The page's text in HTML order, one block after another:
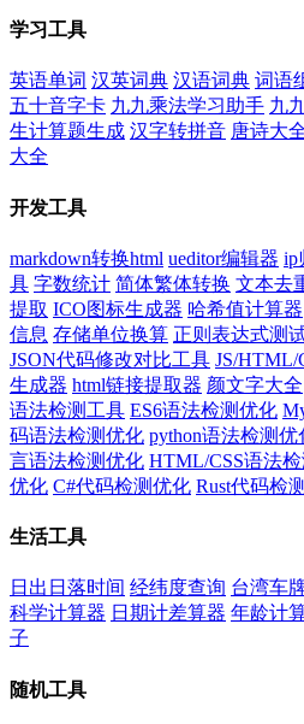
学习工具
英语单词 汉英词典 汉语词典 词语
五十音字卡 九九乘法学习助手 九
生计算题生成 汉字转拼音 唐诗大
大全
开发工具
markdown转换html ueditor编辑器 ip
具 字数统计 简体繁体转换 文本去
提取 ICO图标生成器 哈希值计算器
信息 存储单位换算 正则表达式测
JSON代码修改对比工具 JS/HTML/
生成器 html链接提取器 颜文字大全
语法检测工具 ES6语法检测优化
码语法检测优化 python语法检测优
言语法检测优化 HTML/CSS语法
优化 C#代码检测优化 Rust代码检
生活工具
日出日落时间 经纬度查询 台湾车
科学计算器 日期计差算器 年龄计
子
随机工具